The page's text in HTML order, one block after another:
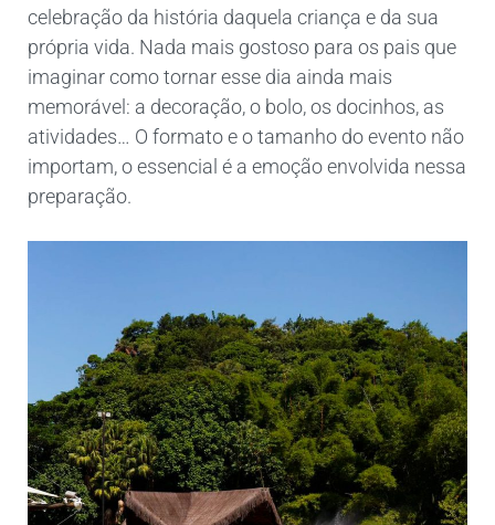
celebração da história daquela criança e da sua
própria vida. Nada mais gostoso para os pais que
imaginar como tornar esse dia ainda mais
memorável: a decoração, o bolo, os docinhos, as
atividades… O formato e o tamanho do evento não
importam, o essencial é a emoção envolvida nessa
preparação.